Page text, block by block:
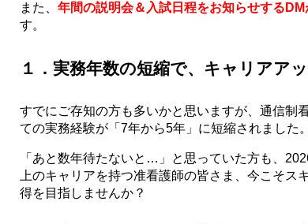
また、 年間の説明会＆入試日程をお知らせするDM
す。
１．実務年数の短縮で、キャリアア
すでにご存知の方も多いかと思いますが、通信制
ての実務経験が「7年から5年」に短縮されました。
「あと数年待たないと…」と思っていた方も、
上のキャリアを持つ准看護師の皆さま、今こそ
得を目指しませんか？